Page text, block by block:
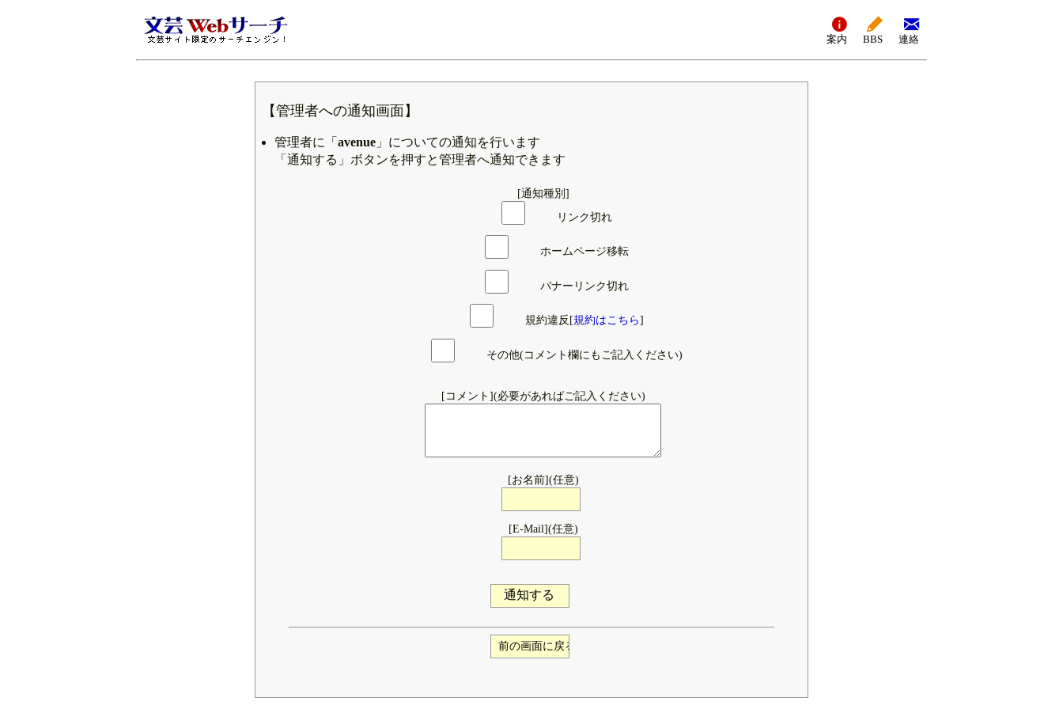
案内 BBS 連絡
【管理者への通知画面】
管理者に「 avenue 」についての通知を行います
「通知する」ボタンを押すと管理者へ通知できます
[通知種別]
リンク切れ
ホームページ移転
バナーリンク切れ
規約違反[規約はこちら]
その他(コメント欄にもご記入ください)
[コメント](必要があればご記入ください)
[お名前](任意)
[E-Mail](任意)